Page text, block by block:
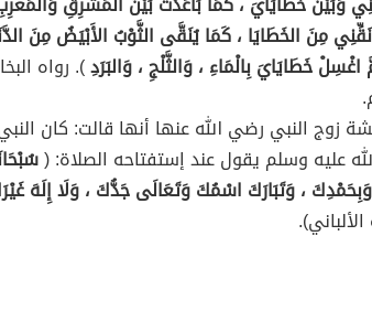
مِنَ الخَطَايَا ، كَمَا يُنَقَّى الثَّوْبُ الأَبْيَضُ مِنَ
اغْسِلْ خَطَايَايَ بِالْمَاءِ ، وَالثَّلْجِ ، وَالبَرَدِ). رواه
زوج النبي رضي الله عنها أنها قالت: كان
عليه وسلم يقول عند إستفتاحه الصلاة: (
، وَتَبَارَكَ اسْمُكَ وَتَعَالَى جَدُّكَ ، وَلَا إِلَهَ